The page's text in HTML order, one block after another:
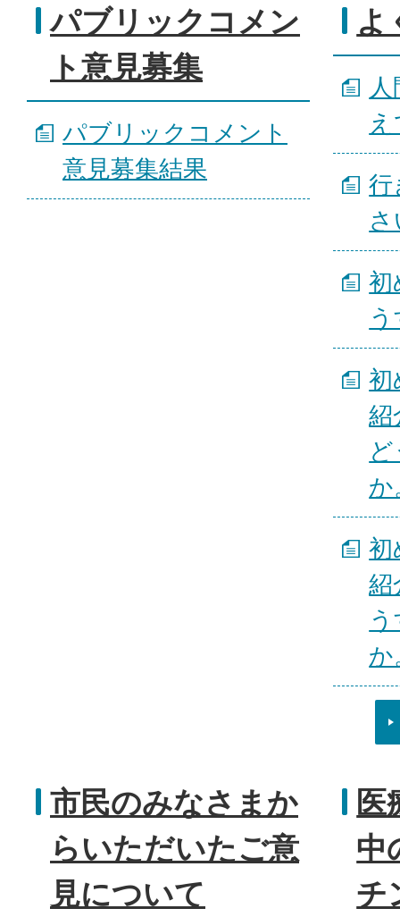
パブリックコメン
ト意見募集
パブリックコメント
意見募集結果
よ
行
初
初
紹
か
初
紹
か
市民のみなさまか
らいただいたご意
見について
医
中
チ